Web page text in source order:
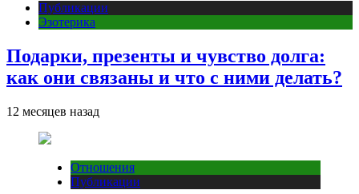
Публикации
Эзотерика
Подарки, презенты и чувство долга:
как они связаны и что с ними делать?
12 месяцев назад
Отношения
Публикации